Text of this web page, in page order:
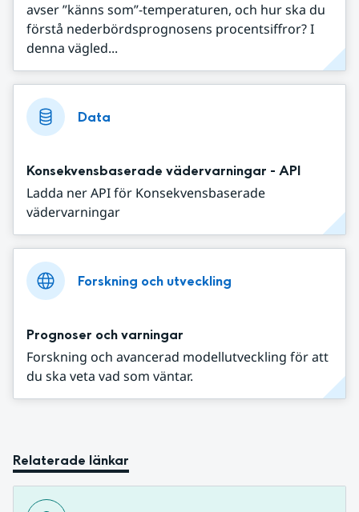
avser ”känns som”-temperaturen, och hur ska du
förstå nederbördsprognosens procentsiffror? I
denna vägled...
Data
Konsekvensbaserade vädervarningar - API
Ladda ner API för Konsekvensbaserade
vädervarningar
Forskning och utveckling
Prognoser och varningar
Forskning och avancerad modellutveckling för att
du ska veta vad som väntar.
Relaterade länkar